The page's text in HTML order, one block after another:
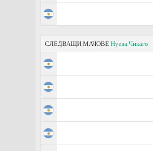
СЛЕДВАЩИ МАЧОВЕ Нуева Чикаго